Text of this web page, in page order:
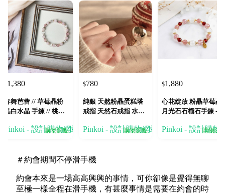
1,380
春舞芭蕾 // 草莓晶粉
晶白水晶 手鍊 // 桃花
Pinkoi - 設計購物網站
購物賺點
$780
純銀 天然粉晶蛋糕塔
戒指 天然石戒指 水晶
Pinkoi - 設計購物網站
購物賺點
$1,880
心花綻放 粉晶草莓晶
月光石石榴石手鍊 - 幸
Pinkoi - 設計購物
購物賺
＃約會期間不停滑手機
約會本來是一場高高興興的事情，可你卻像是覺得無聊
至極一樣全程在滑手機，有甚麼事情是需要在約會的時